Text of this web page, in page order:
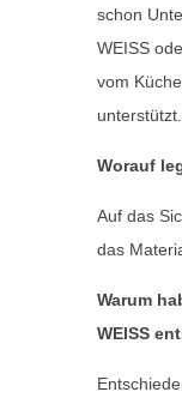
schon
WEISS
vom
unterstützt.
Worauf
Auf das
das
Warum
WEISS